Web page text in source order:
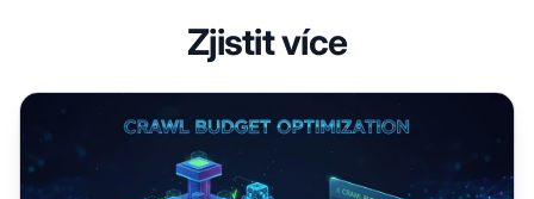
Zjistit více
Optimalizace crawl budgetu pro AI